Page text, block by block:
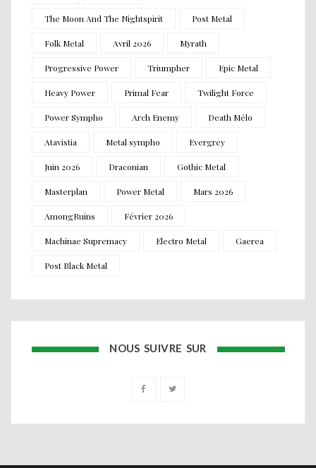
The Moon And The Nightspirit Post Metal
Folk Metal Avril 2026 Myrath
Progressive Power Triumpher Epic Metal
Heavy Power Primal Fear Twilight Force
Power Sympho Arch Enemy Death Mélo
Atavistia Metal sympho Evergrey
Juin 2026 Draconian Gothic Metal
Masterplan Power Metal Mars 2026
AmongRuins Février 2026
Machinae Supremacy Electro Metal Gaerea
Post Black Metal
NOUS SUIVRE SUR